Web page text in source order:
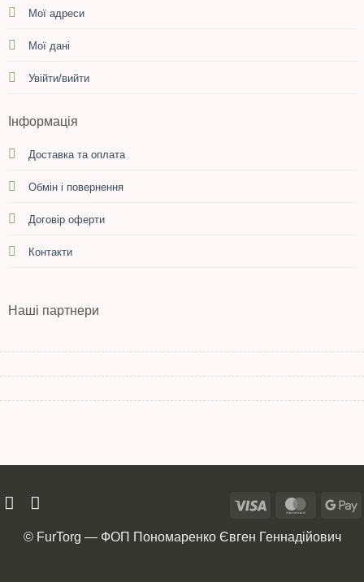
Мої адреси
Мої дані
Увійти/вийти
Інформація
Доставка та оплата
Обмін і повернення
Договір оферти
Контакти
Наші партнери
© FurTorg — ФОП Пономаренко Євген Геннадійович